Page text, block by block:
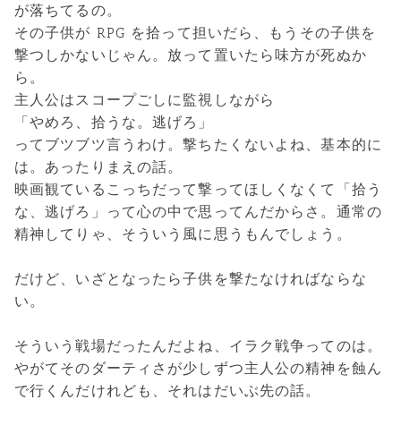
が落ちてるの。
その子供が RPG を拾って担いだら、もうその子供を
撃つしかないじゃん。放って置いたら味方が死ぬか
ら。
主人公はスコープごしに監視しながら
「やめろ、拾うな。逃げろ」
ってブツブツ言うわけ。撃ちたくないよね、基本的に
は。あったりまえの話。
映画観ているこっちだって撃ってほしくなくて「拾う
な、逃げろ」って心の中で思ってんだからさ。通常の
精神してりゃ、そういう風に思うもんでしょう。
だけど、いざとなったら子供を撃たなければならな
い。
そういう戦場だったんだよね、イラク戦争ってのは。
やがてそのダーティさが少しずつ主人公の精神を蝕ん
で行くんだけれども、それはだいぶ先の話。